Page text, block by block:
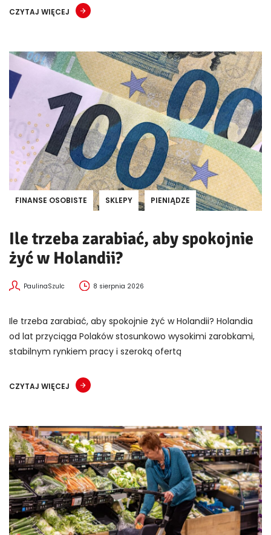
CZYTAJ WIĘCEJ
FINANSE OSOBISTE SKLEPY PIENIĄDZE
Ile trzeba zarabiać, aby spokojnie
żyć w Holandii?
PaulinaSzulc 8 sierpnia 2026
Ile trzeba zarabiać, aby spokojnie żyć w Holandii? Holandia
od lat przyciąga Polaków stosunkowo wysokimi zarobkami,
stabilnym rynkiem pracy i szeroką ofertą
CZYTAJ WIĘCEJ